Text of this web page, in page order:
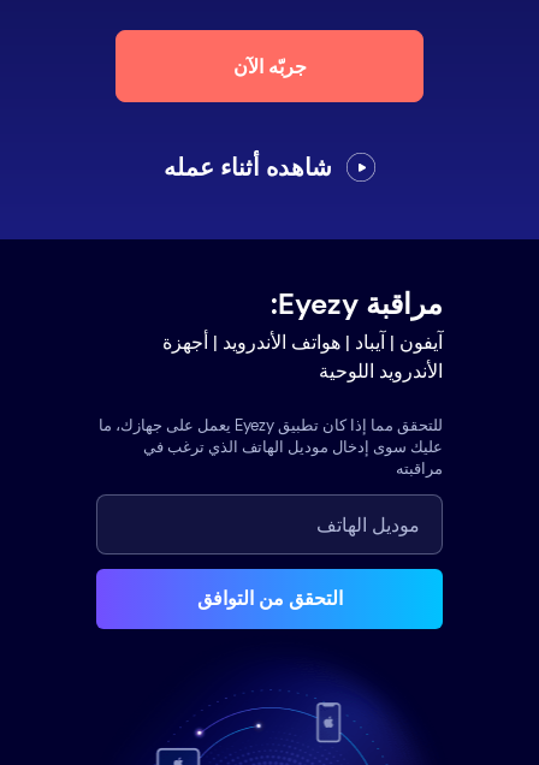
جربّه الآن
شاهده أثناء عمله
مراقبة Eyezy:
آيفون | آيباد | هواتف الأندرويد | أجهزة
الأندرويد اللوحية
للتحقق مما إذا كان تطبيق Eyezy يعمل على جهازك، ما
عليك سوى إدخال موديل الهاتف الذي ترغب في
مراقبته
التحقق من التوافق